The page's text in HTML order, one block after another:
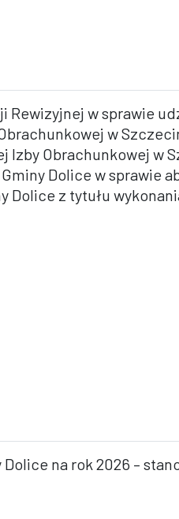
Rewizyjnej w sprawie
w
Izby Obrachunkowej
Dolice w sprawie
z tytułu
na rok 2026 –